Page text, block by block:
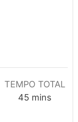
TEMPO TOTAL
45 minutes
mins